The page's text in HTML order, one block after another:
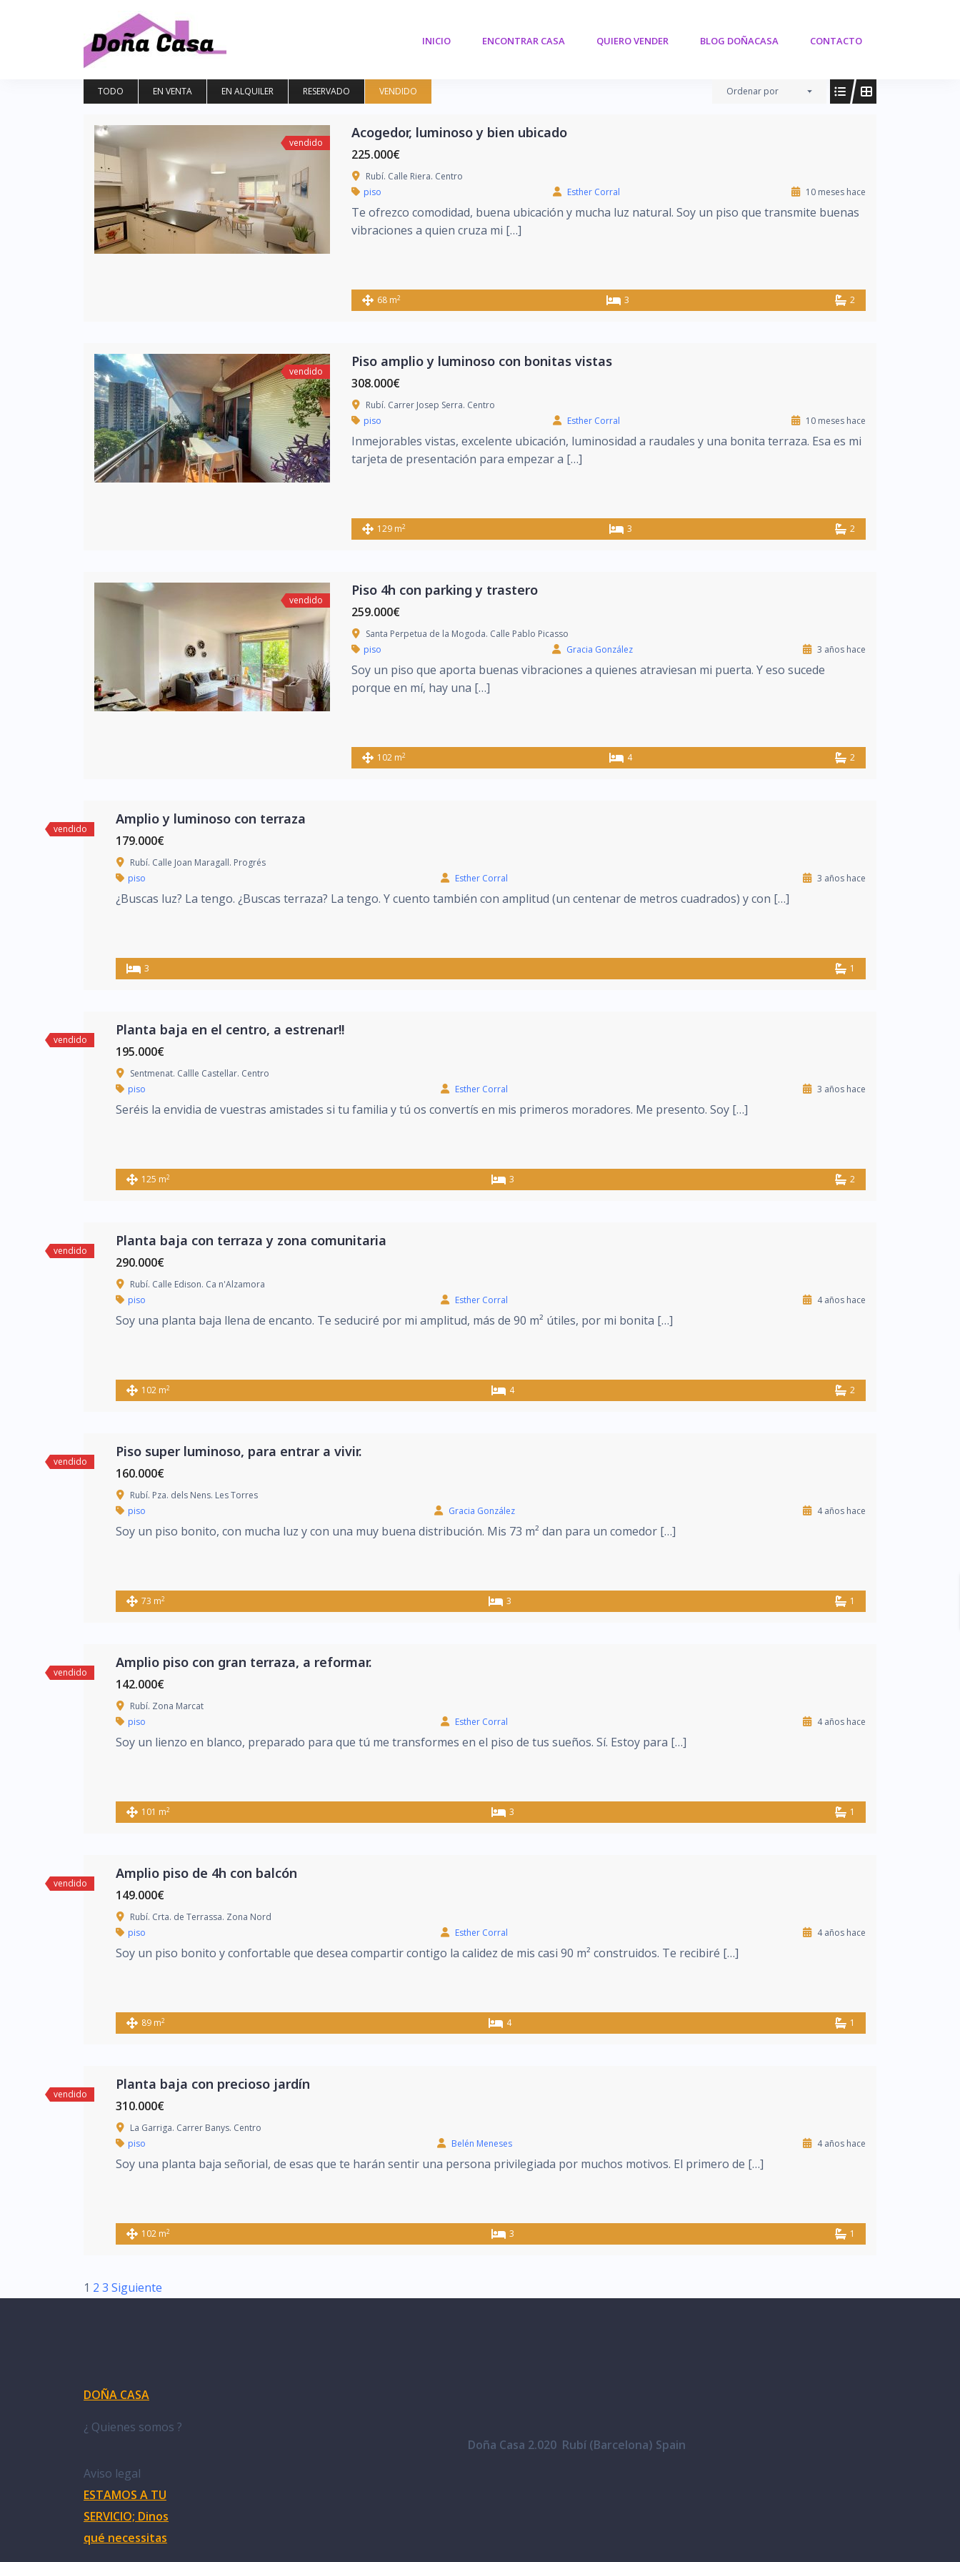
INICIO ENCONTRAR CASA QUIERO VENDER BLOG DOÑACASA CONTACTO
TODO EN VENTA EN ALQUILER RESERVADO VENDIDO Ordenar por
vendido
Acogedor, luminoso y bien ubicado
225.000€
Rubí. Calle Riera. Centro
piso
Esther Corral 10 meses hace
Te ofrezco comodidad, buena ubicación y mucha luz natural. Soy un piso que transmite buenas
vibraciones a quien cruza mi […]
68 m2 3 2
vendido
Piso amplio y luminoso con bonitas vistas
308.000€
Rubí. Carrer Josep Serra. Centro
piso
Esther Corral 10 meses hace
Inmejorables vistas, excelente ubicación, luminosidad a raudales y una bonita terraza. Esa es mi
tarjeta de presentación para empezar a […]
129 m2 3 2
vendido
Piso 4h con parking y trastero
259.000€
Santa Perpetua de la Mogoda. Calle Pablo Picasso
piso
Gracia González 3 años hace
Soy un piso que aporta buenas vibraciones a quienes atraviesan mi puerta. Y eso sucede
porque en mí, hay una […]
102 m2 4 2
vendido
Amplio y luminoso con terraza
179.000€
Rubí. Calle Joan Maragall. Progrés
piso
Esther Corral 3 años hace
¿Buscas luz? La tengo. ¿Buscas terraza? La tengo. Y cuento también con amplitud (un centenar de metros cuadrados) y con […]
3 1
vendido
Planta baja en el centro, a estrenar!!
195.000€
Sentmenat. Callle Castellar. Centro
piso
Esther Corral 3 años hace
Seréis la envidia de vuestras amistades si tu familia y tú os convertís en mis primeros moradores. Me presento. Soy […]
125 m2 3 2
vendido
Planta baja con terraza y zona comunitaria
290.000€
Rubí. Calle Edison. Ca n'Alzamora
piso
Esther Corral 4 años hace
Soy una planta baja llena de encanto. Te seduciré por mi amplitud, más de 90 m² útiles, por mi bonita […]
102 m2 4 2
vendido
Piso super luminoso, para entrar a vivir.
160.000€
Rubí. Pza. dels Nens. Les Torres
piso
Gracia González 4 años hace
Soy un piso bonito, con mucha luz y con una muy buena distribución. Mis 73 m² dan para un comedor […]
73 m2 3 1
vendido
Amplio piso con gran terraza, a reformar.
142.000€
Rubí. Zona Marcat
piso
Esther Corral 4 años hace
Soy un lienzo en blanco, preparado para que tú me transformes en el piso de tus sueños. Sí. Estoy para […]
101 m2 3 1
vendido
Amplio piso de 4h con balcón
149.000€
Rubí. Crta. de Terrassa. Zona Nord
piso
Esther Corral 4 años hace
Soy un piso bonito y confortable que desea compartir contigo la calidez de mis casi 90 m² construidos. Te recibiré […]
89 m2 4 1
vendido
Planta baja con precioso jardín
310.000€
La Garriga. Carrer Banys. Centro
piso
Belén Meneses 4 años hace
Soy una planta baja señorial, de esas que te harán sentir una persona privilegiada por muchos motivos. El primero de […]
102 m2 3 1
1 2 3 Siguiente
DOÑA CASA
¿ Quienes somos ?
Aviso legal
ESTAMOS A TU
SERVICIO; Dinos
qué necessitas